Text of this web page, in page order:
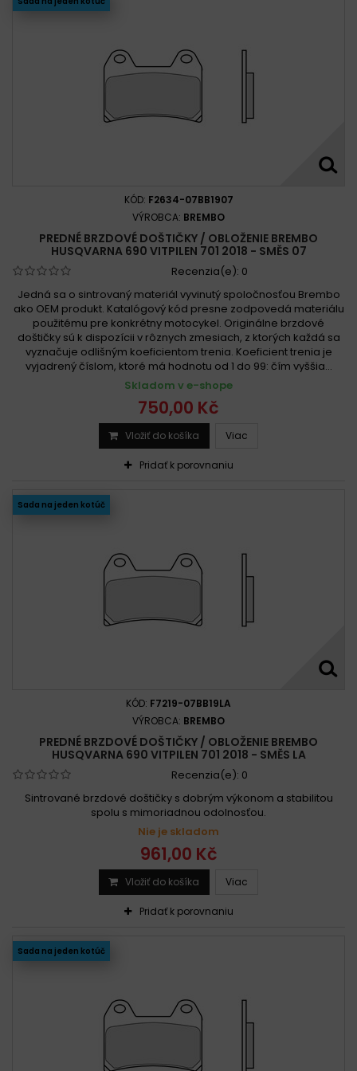
KÓD: F2634-07BB1907
VÝROBCA: BREMBO
PREDNÉ BRZDOVÉ DOŠTIČKY / OBLOŽENIE BREMBO
HUSQVARNA 690 VITPILEN 701 2018 - SMĚS 07
Recenzia(e): 0
Jedná sa o sintrovaný materiál vyvinutý spoločnosťou Brembo
ako OEM produkt. Katalógový kód presne zodpovedá materiálu
použitému pre konkrétny motocykel. Originálne brzdové
doštičky sú k dispozícii v rôznych zmesiach, z ktorých každá sa
vyznačuje odlišným koeficientom trenia. Koeficient trenia je
vyjadrený číslom, ktoré má hodnotu od 1 do 99: čím vyššia...
Skladom v e-shope
750,00 Kč
Vložiť do košíka Viac
Pridať k porovnaniu
Sada na jeden kotúč
KÓD: F7219-07BB19LA
VÝROBCA: BREMBO
PREDNÉ BRZDOVÉ DOŠTIČKY / OBLOŽENIE BREMBO
HUSQVARNA 690 VITPILEN 701 2018 - SMĚS LA
Recenzia(e): 0
Sintrované brzdové doštičky s dobrým výkonom a stabilitou
spolu s mimoriadnou odolnosťou.
Nie je skladom
961,00 Kč
Vložiť do košíka Viac
Pridať k porovnaniu
Sada na jeden kotúč